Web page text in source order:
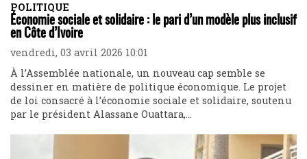
POLITIQUE
Économie sociale et solidaire : le pari d’un modèle plus inclusif
en Côte d’Ivoire
vendredi, 03 avril 2026 10:01
À l’Assemblée nationale, un nouveau cap semble se
dessiner en matière de politique économique. Le projet
de loi consacré à l’économie sociale et solidaire, soutenu
par le président Alassane Ouattara,...